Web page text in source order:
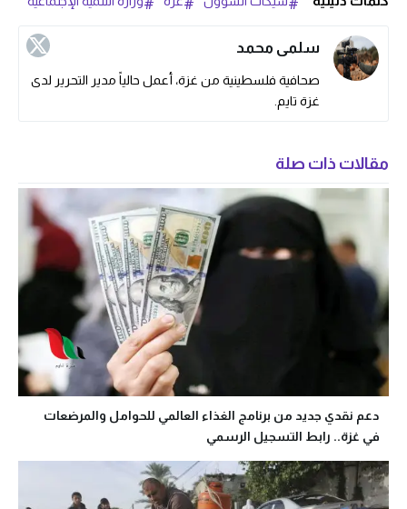
سلمى محمد
صحافية فلسطينية من غزة، أعمل حالياً مدير التحرير لدى
غزة تايم.
مقالات ذات صلة
دعم نقدي جديد من برنامج الغذاء العالمي للحوامل والمرضعات
في غزة.. رابط التسجيل الرسمي